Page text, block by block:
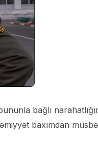
bağlı
baxımdan